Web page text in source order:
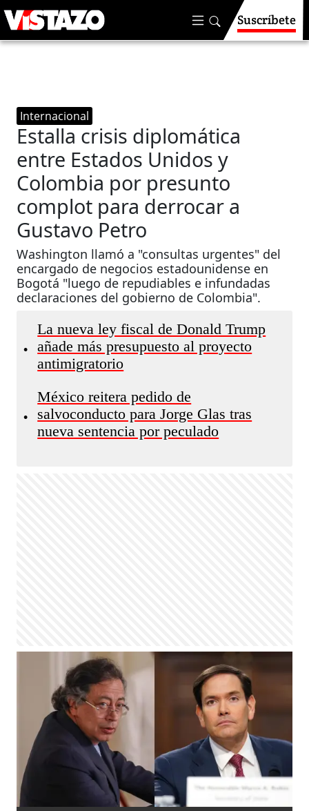
Suscríbete
Internacional
Estalla crisis diplomática
entre Estados Unidos y
Colombia por presunto
complot para derrocar a
Gustavo Petro
Washington llamó a "consultas urgentes" del
encargado de negocios estadounidense en
Bogotá "luego de repudiables e infundadas
declaraciones del gobierno de Colombia".
•
La nueva ley fiscal de Donald Trump
añade más presupuesto al proyecto
antimigratorio
•
México reitera pedido de
salvoconducto para Jorge Glas tras
nueva sentencia por peculado